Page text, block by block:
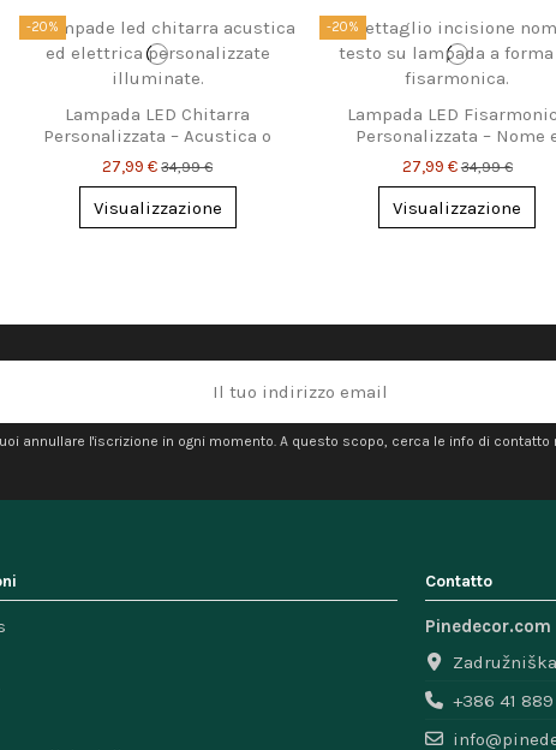
-20%
Lampada LED Chitarra
Personalizzata – Acustica o
Elettrica, Regalo Top
27,99 €34,99 €
Visualizzazione
-20%
Lampada LED
Personalizzata – Nome
Testo Incisi
27,99 €34,99 €
Visualizzazione
annullare l'iscrizione in ogni momento. A questo scopo, cerca le info di contatto
Contatto
Pinedecor.com
+386 41